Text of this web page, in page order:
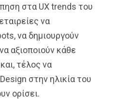
στα UX trends του
να
να δημιουργούν
αξιοποιούν κάθε
τέλος να
στην ηλικία του
ορίσει.